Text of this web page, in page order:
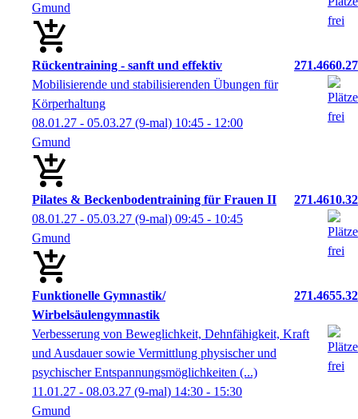
Gmund
Rückentraining - sanft und effektiv
271.4660.27
Mobilisierende und stabilisierenden Übungen für
Körperhaltung
08.01.27 - 05.03.27 (9-mal) 10:45 - 12:00
Gmund
Pilates & Beckenbodentraining für Frauen II
271.4610.32
08.01.27 - 05.03.27 (9-mal) 09:45 - 10:45
Gmund
Funktionelle Gymnastik/
Wirbelsäulengymnastik
271.4655.32
Verbesserung von Beweglichkeit, Dehnfähigkeit, Kraft
und Ausdauer sowie Vermittlung physischer und
psychischer Entspannungsmöglichkeiten (...)
11.01.27 - 08.03.27 (9-mal) 14:30 - 15:30
Gmund